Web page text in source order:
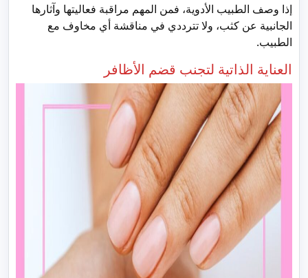
إذا وصف الطبيب الأدوية، فمن المهم مراقبة فعاليتها وآثارها
الجانبية عن كثب، ولا تترددي في مناقشة أي مخاوف مع
الطبيب.
العناية الذاتية لتجنب قضم الأظافر